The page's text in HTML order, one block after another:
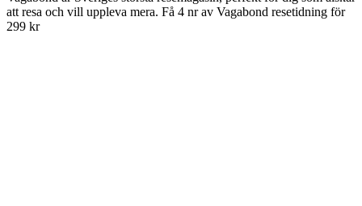
att resa och vill uppleva mera. Få 4 nr av Vagabond resetidning för
299 kr